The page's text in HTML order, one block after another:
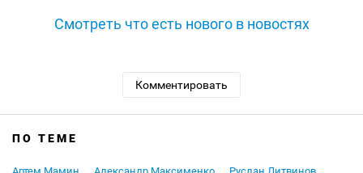
Смотреть что есть нового в новостях
Комментировать
ПО ТЕМЕ